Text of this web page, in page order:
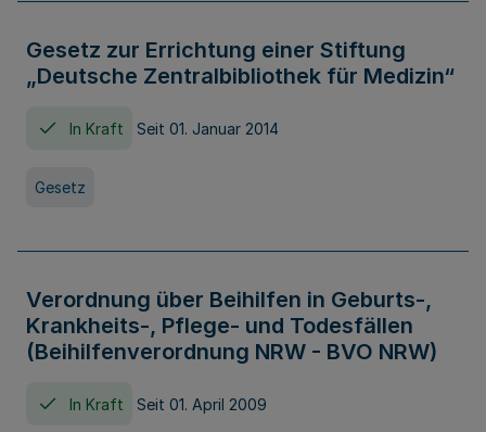
Gesetz zur Errichtung einer Stiftung
„Deutsche Zentralbibliothek für Medizin“
In Kraft Seit 01. Januar 2014
Gesetz
Verordnung über Beihilfen in Geburts-,
Krankheits-, Pflege- und Todesfällen
(Beihilfenverordnung NRW - BVO NRW)
In Kraft Seit 01. April 2009